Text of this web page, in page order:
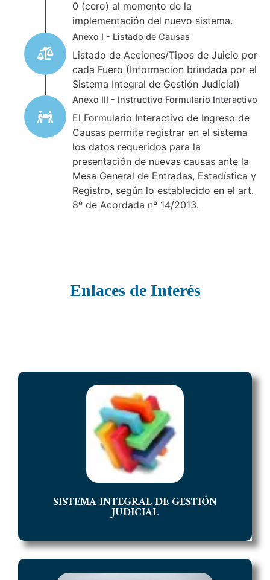
0 (cero) al momento de la
implementación del nuevo sistema.
Anexo I - Listado de Causas
Listado de Acciones/Tipos de Juicio por
cada Fuero (Informacion brindada por el
Sistema Integral de Gestión Judicial)
Anexo III - Instructivo Formulario Interactivo
El Formulario Interactivo de Ingreso de
Causas permite registrar en el sistema
los datos requeridos para la
presentación de nuevas causas ante la
Mesa General de Entradas, Estadística y
Registro, según lo establecido en el art.
8º de Acordada nº 14/2013.
Enlaces de Interés
SISTEMA INTEGRAL DE GESTIÓN
JUDICIAL
SISTEMA INTEGRAL DE GESTIÓN
JUDICIAL
Acceso a los servicios digitales de Gestion Judicial para los
auxiliares de justicia y personal judicial de la Provincia de
Jujuy
ACCEDER